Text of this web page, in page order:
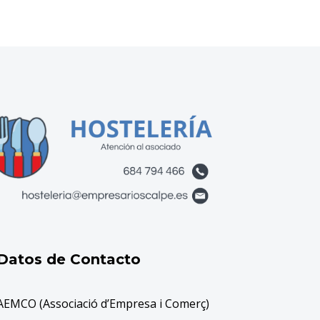
de Contacto
(Associació d’Empresa i Comerç)